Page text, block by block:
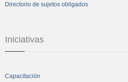
Directorio de sujetos obligados
Iniciativas
Capacitación